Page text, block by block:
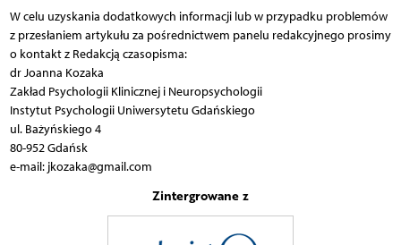
W celu uzyskania dodatkowych informacji lub w przypadku problemów
z przesłaniem artykułu za pośrednictwem panelu redakcyjnego prosimy
o kontakt z Redakcją czasopisma:
dr Joanna Kozaka
Zakład Psychologii Klinicznej i Neuropsychologii
Instytut Psychologii Uniwersytetu Gdańskiego
ul. Bażyńskiego 4
80-952 Gdańsk
e-mail: jkozaka@gmail.com
Zintergrowane z